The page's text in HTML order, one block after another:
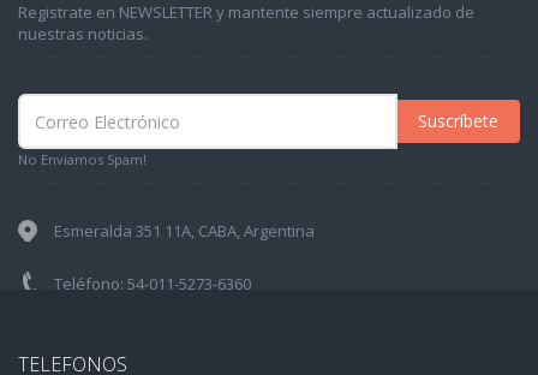
Registrate en NEWSLETTER y mantente siempre actualizado de
nuestras noticias.
Suscríbete
No Enviamos Spam!
Esmeralda 351 11A, CABA, Argentina
Teléfono: 54-011-5273-6360
TELEFONOS